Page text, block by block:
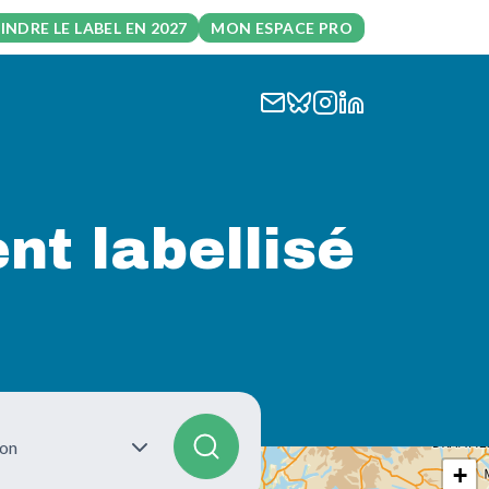
LE LABEL EN 2027 MON ESPACE PRO
labellisé
+